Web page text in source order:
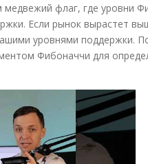
флаг, где уровни
Если рынок вырастет
уровнями поддержки.
Фибоначчи для